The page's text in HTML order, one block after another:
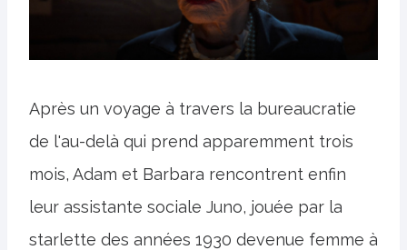
Après un voyage à travers la bureaucratie
de l'au-delà qui prend apparemment trois
mois, Adam et Barbara rencontrent enfin
leur assistante sociale Juno, jouée par la
starlette des années 1930 devenue femme à